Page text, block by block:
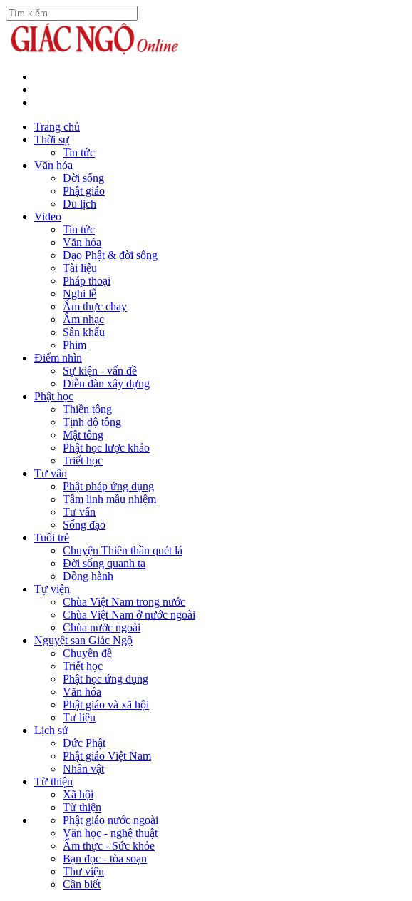
Trang chủ
Thời sự
Tin tức
Văn hóa
Đời sống
Phật giáo
Du lịch
Video
Tin tức
Văn hóa
Đạo Phật & đời sống
Tài liệu
Pháp thoại
Nghi lễ
Ẩm thực chay
Âm nhạc
Sân khấu
Phim
Điểm nhìn
Sự kiện - vấn đề
Diễn đàn xây dựng
Phật học
Thiền tông
Tịnh độ tông
Mật tông
Phật học lược khảo
Triết học
Tư vấn
Phật pháp ứng dụng
Tâm linh mầu nhiệm
Tư vấn
Sống đạo
Tuổi trẻ
Chuyện Thiên thần quét lá
Đời sống quanh ta
Đồng hành
Tự viện
Chùa Việt Nam trong nước
Chùa Việt Nam ở nước ngoài
Chùa nước ngoài
Nguyệt san Giác Ngộ
Chuyên đề
Triết học
Phật học ứng dụng
Văn hóa
Phật giáo và xã hội
Tư liệu
Lịch sử
Đức Phật
Phật giáo Việt Nam
Nhân vật
Từ thiện
Xã hội
Từ thiện
Phật giáo nước ngoài
Văn học - nghệ thuật
Ẩm thực - Sức khỏe
Bạn đọc - tòa soạn
Thư viện
Cần biết